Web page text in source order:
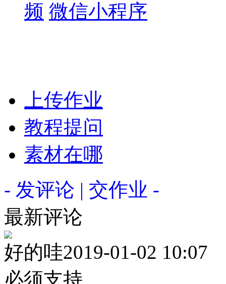
频 微信小程序
上传作业
教程提问
素材在哪
- 发评论 | 交作业 -
最新评论
好的哇2019-01-02 10:07
必须支持